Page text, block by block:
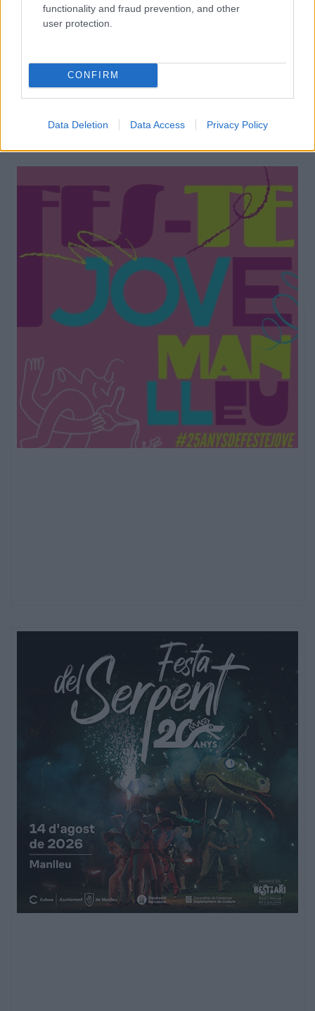
functionality and fraud prevention, and other
user protection.
CONFIRM
Data Deletion Data Access Privacy Policy